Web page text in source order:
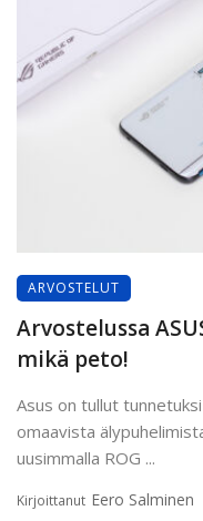
ARVOSTELUT
Arvostelussa
mikä peto!
Asus on tullut
omaavista
uusimmalla ROG ...
Kirjoittanut Eero Salminen